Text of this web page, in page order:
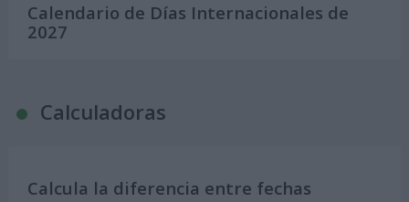
Calendario de Días Internacionales de
2027
Calculadoras
Calcula la diferencia entre fechas